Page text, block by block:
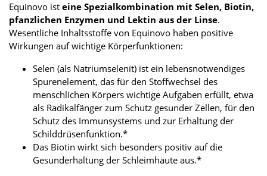
Equinovo ist eine Spezialkombination mit Selen, Biotin,
pfanzlichen Enzymen und Lektin aus der Linse.
Wesentliche Inhaltsstoffe von Equinovo haben positive
Wirkungen auf wichtige Körperfunktionen:
Selen (als Natriumselenit) ist ein lebensnotwendiges
Spurenelement, das für den Stoffwechsel des
menschlichen Körpers wichtige Aufgaben erfüllt, etwa
als Radikalfänger zum Schutz gesunder Zellen, für den
Schutz des Immunsystems und zur Erhaltung der
Schilddrüsenfunktion.*
Das Biotin wirkt sich besonders positiv auf die
Gesunderhaltung der Schleimhäute aus.*